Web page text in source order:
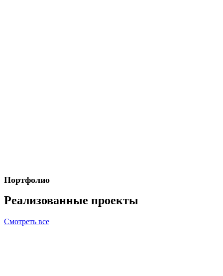
Портфолио
Реализованные проекты
Смотреть все